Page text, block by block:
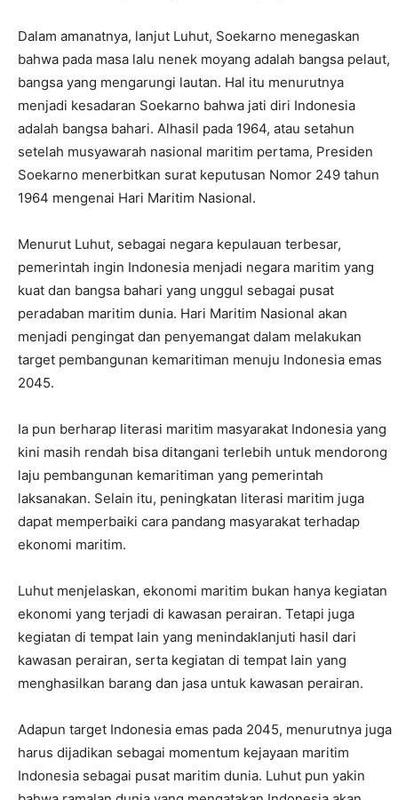
Dalam amanatnya, lanjut Luhut, Soekarno menegaskan
bahwa pada masa lalu nenek moyang adalah bangsa pelaut,
bangsa yang mengarungi lautan. Hal itu menurutnya
menjadi kesadaran Soekarno bahwa jati diri Indonesia
adalah bangsa bahari. Alhasil pada 1964, atau setahun
setelah musyawarah nasional maritim pertama, Presiden
Soekarno menerbitkan surat keputusan Nomor 249 tahun
1964 mengenai Hari Maritim Nasional.
Menurut Luhut, sebagai negara kepulauan terbesar,
pemerintah ingin Indonesia menjadi negara maritim yang
kuat dan bangsa bahari yang unggul sebagai pusat
peradaban maritim dunia. Hari Maritim Nasional akan
menjadi pengingat dan penyemangat dalam melakukan
target pembangunan kemaritiman menuju Indonesia emas
2045.
Ia pun berharap literasi maritim masyarakat Indonesia yang
kini masih rendah bisa ditangani terlebih untuk mendorong
laju pembangunan kemaritiman yang pemerintah
laksanakan. Selain itu, peningkatan literasi maritim juga
dapat memperbaiki cara pandang masyarakat terhadap
ekonomi maritim.
Luhut menjelaskan, ekonomi maritim bukan hanya kegiatan
ekonomi yang terjadi di kawasan perairan. Tetapi juga
kegiatan di tempat lain yang menindaklanjuti hasil dari
kawasan perairan, serta kegiatan di tempat lain yang
menghasilkan barang dan jasa untuk kawasan perairan.
Adapun target Indonesia emas pada 2045, menurutnya juga
harus dijadikan sebagai momentum kejayaan maritim
Indonesia sebagai pusat maritim dunia. Luhut pun yakin